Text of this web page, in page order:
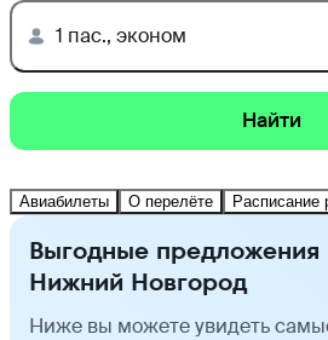
1 пас., эконом
Найти
Авиабилеты О перелёте Расписание
Выгодные предложения
Нижний Новгород
Ниже вы можете увидеть